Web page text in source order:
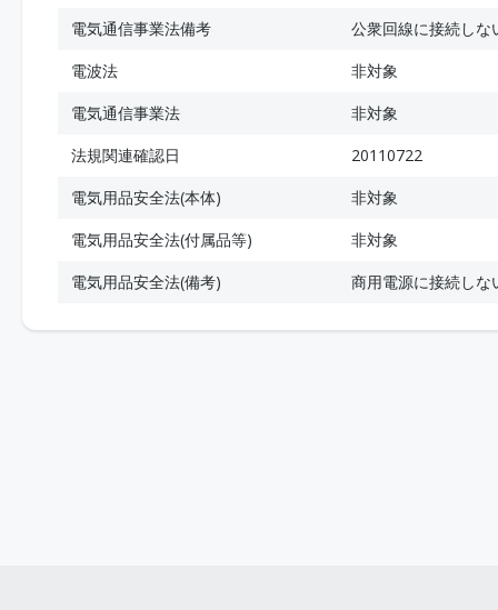
電気通信事業法備考
公衆回線に接続しな
電波法
非対象
電気通信事業法
非対象
法規関連確認日
20110722
電気用品安全法(本体)
非対象
電気用品安全法(付属品等)
非対象
電気用品安全法(備考)
商用電源に接続しな